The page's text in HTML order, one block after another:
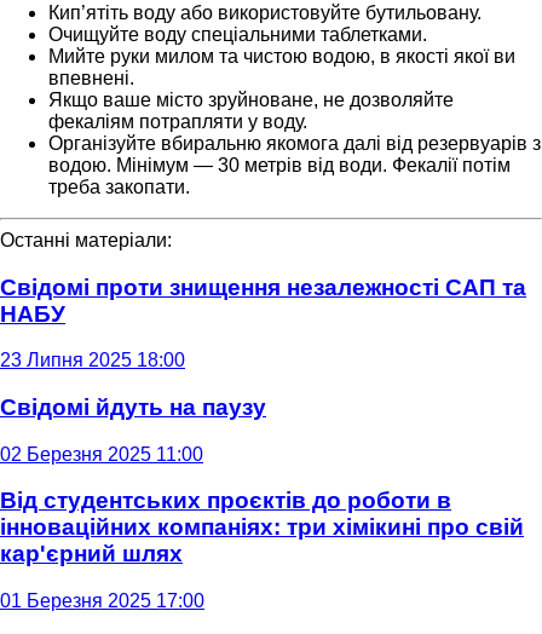
Кип’ятіть воду або використовуйте бутильовану.
Очищуйте воду спеціальними таблетками.
Мийте руки милом та чистою водою, в якості якої ви
впевнені.
Якщо ваше місто зруйноване, не дозволяйте
фекаліям потрапляти у воду.
Організуйте вбиральню якомога далі від резервуарів з
водою. Мінімум — 30 метрів від води. Фекалії потім
треба закопати.
Останні матеріали:
Свідомі проти знищення незалежності САП та
НАБУ
23 Липня 2025 18:00
Свідомі йдуть на паузу
02 Березня 2025 11:00
Від студентських проєктів до роботи в
інноваційних компаніях: три хімікині про свій
кар'єрний шлях
01 Березня 2025 17:00